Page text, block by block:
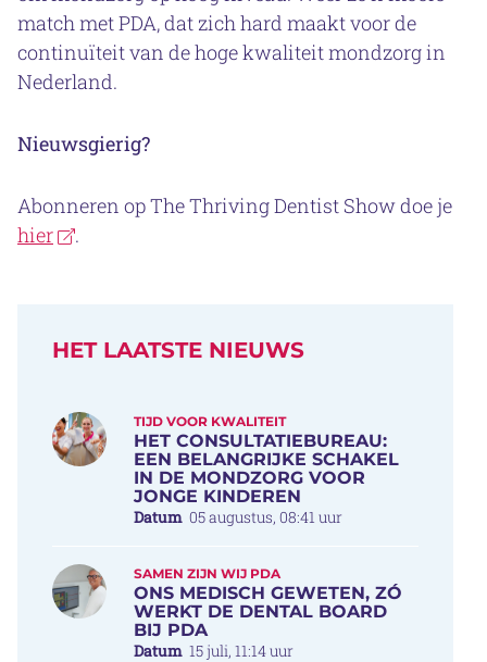
match met PDA, dat zich hard maakt voor de
continuïteit van de hoge kwaliteit mondzorg in
Nederland.
Nieuwsgierig?
Abonneren op The Thriving Dentist Show doe je
hier
.
HET LAATSTE NIEUWS
HET CONSULTATIEBUREAU:
EEN BELANGRIJKE SCHAKEL
IN DE MONDZORG VOOR
JONGE KINDEREN
TIJD VOOR KWALITEIT
Datum 05 augustus, 08:41 uur
ONS MEDISCH GEWETEN, ZÓ
WERKT DE DENTAL BOARD
BIJ PDA
SAMEN ZIJN WIJ PDA
Datum 15 juli, 11:14 uur